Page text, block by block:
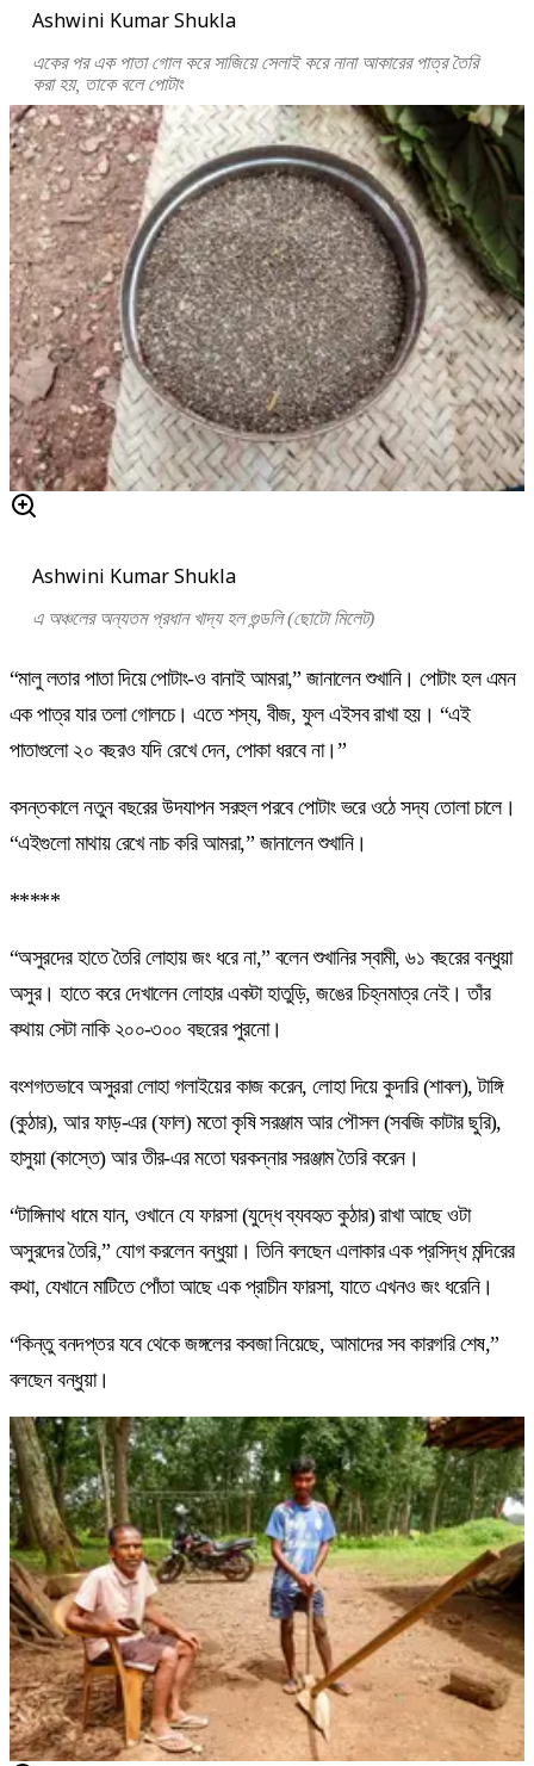
Ashwini Kumar Shukla
একের পর এক পাতা গোল করে সাজিয়ে সেলাই করে নানা আকারের পাত্র তৈরি
করা হয়, তাকে বলে পোটাং
Ashwini Kumar Shukla
এ অঞ্চলের অন্যতম প্রধান খাদ্য হল গুন্ডলি (ছোটো মিলেট)
“মালু লতার পাতা দিয়ে পোটাং-ও বানাই আমরা,” জানালেন শুখানি। পোটাং হল এমন
এক পাত্র যার তলা গোলচে। এতে শস্য, বীজ, ফুল এইসব রাখা হয়। “এই
পাতাগুলো ২০ বছরও যদি রেখে দেন, পোকা ধরবে না।”
বসন্তকালে নতুন বছরের উদযাপন সরহুল পরবে পোটাং ভরে ওঠে সদ্য তোলা চালে।
“এইগুলো মাথায় রেখে নাচ করি আমরা,” জানালেন শুখানি।
*****
“অসুরদের হাতে তৈরি লোহায় জং ধরে না,” বলেন শুখানির স্বামী, ৬১ বছরের বন্ধুয়া
অসুর। হাতে করে দেখালেন লোহার একটা হাতুড়ি, জঙের চিহ্নমাত্র নেই। তাঁর
কথায় সেটা নাকি ২০০-৩০০ বছরের পুরনো।
বংশগতভাবে অসুররা লোহা গলাইয়ের কাজ করেন, লোহা দিয়ে কুদারি (শাবল), টাঙ্গি
(কুঠার), আর ফাড়-এর (ফাল) মতো কৃষি সরঞ্জাম আর পৌসল (সবজি কাটার ছুরি),
হাসুয়া (কাস্তে) আর তীর-এর মতো ঘরকন্নার সরঞ্জাম তৈরি করেন।
“টাঙ্গিনাথ ধামে যান, ওখানে যে ফারসা (যুদ্ধে ব্যবহৃত কুঠার) রাখা আছে ওটা
অসুরদের তৈরি,” যোগ করলেন বন্ধুয়া। তিনি বলছেন এলাকার এক প্রসিদ্ধ মন্দিরের
কথা, যেখানে মাটিতে পোঁতা আছে এক প্রাচীন ফারসা, যাতে এখনও জং ধরেনি।
“কিন্তু বনদপ্তর যবে থেকে জঙ্গলের কবজা নিয়েছে, আমাদের সব কারগরি শেষ,”
বলছেন বন্ধুয়া।